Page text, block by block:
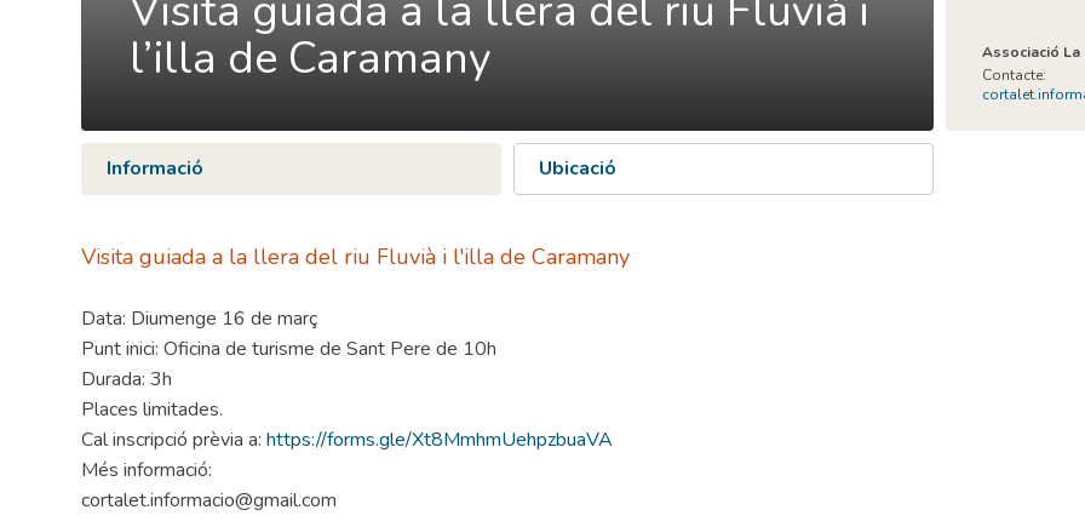
l’illa de Caramany
Associació
Contacte:
Informació Ubicació
Visita guiada a la llera del riu Fluvià i l'illa de Caramany
Data: Diumenge 16 de març
Punt inici: Oficina de turisme de Sant Pere de 10h
Durada: 3h
Places limitades.
Cal inscripció prèvia a:https://forms.gle/Xt8MmhmUehpzbuaVA
Més informació:
cortalet.informacio@gmail.com